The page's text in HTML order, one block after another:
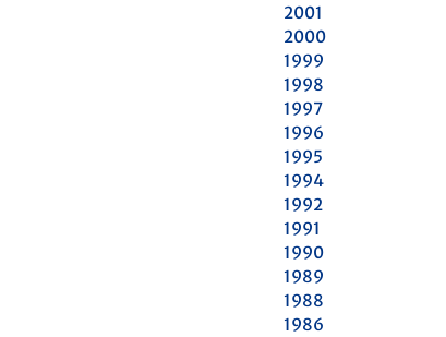
2001
2000
1999
1998
1997
1996
1995
1994
1992
1991
1990
1989
1988
1986